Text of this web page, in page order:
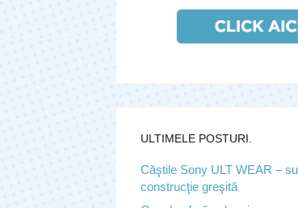
ULTIMELE POSTURI.
Căştile Sony ULT WEAR –
construcţie greşită